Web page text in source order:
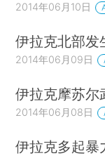
2014年06月10日
伊拉克北部发
2014年06月09日
伊拉克摩苏尔
2014年06月08日
伊拉克多起暴